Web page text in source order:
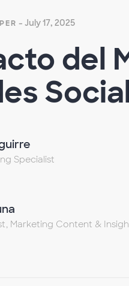
- July 17, 2025
del
Specialist
Marketing Content &